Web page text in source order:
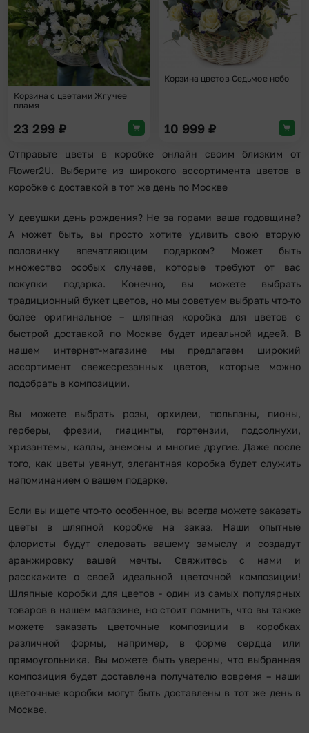
Корзина с цветами Жгучее
пламя
23 299 ₽
Корзина цветов Седьмое небо
10 999 ₽
Отправьте цветы в коробке онлайн своим близким от
Flower2U. Выберите из широкого ассортимента цветов в
коробке с доставкой в тот же день по Москве
У девушки день рождения? Не за горами ваша годовщина?
А может быть, вы просто хотите удивить свою вторую
половинку впечатляющим подарком? Может быть
множество особых случаев, которые требуют от вас
покупки подарка. Конечно, вы можете выбрать
традиционный букет цветов, но мы советуем выбрать что-то
более оригинальное – шляпная коробка для цветов с
быстрой доставкой по Москве будет идеальной идеей. В
нашем интернет-магазине мы предлагаем широкий
ассортимент свежесрезанных цветов, которые можно
подобрать в композиции.
Вы можете выбрать розы, орхидеи, тюльпаны, пионы,
герберы, фрезии, гиацинты, гортензии, подсолнухи,
хризантемы, каллы, анемоны и многие другие. Даже после
того, как цветы увянут, элегантная коробка будет служить
напоминанием о вашем подарке.
Если вы ищете что-то особенное, вы всегда можете заказать
цветы в шляпной коробке на заказ. Наши опытные
флористы будут следовать вашему замыслу и создадут
аранжировку вашей мечты. Свяжитесь с нами и
расскажите о своей идеальной цветочной композиции!
Шляпные коробки для цветов - один из самых популярных
товаров в нашем магазине, но стоит помнить, что вы также
можете заказать цветочные композиции в коробках
различной формы, например, в форме сердца или
прямоугольника. Вы можете быть уверены, что выбранная
композиция будет доставлена получателю вовремя – наши
цветочные коробки могут быть доставлены в тот же день в
Москве.